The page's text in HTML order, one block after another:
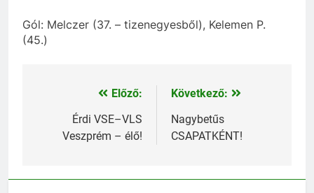
Gól: Melczer (37. – tizenegyesből), Kelemen P.
(45.)
Bejegyzés
navigáció
Előző:
Érdi VSE–VLS
Veszprém – élő!
Következő:
Nagybetűs
CSAPATKÉNT!